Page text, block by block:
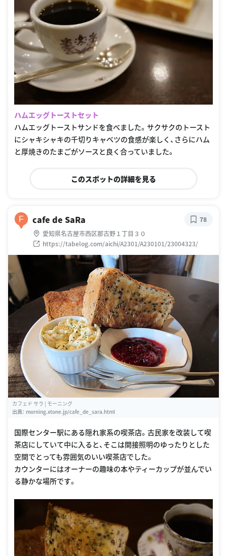
ハムエッグトーストセット
ハムエッグトーストサンドを食べました。サクサクのトースト
にシャキシャキの千切りキャベツの食感が楽しく、さらにハム
と厚焼きのたまごがソースと良く合っていました。
このスポットの詳細を見る
F cafe de SaRa
愛知県名古屋市西区那古野１丁目３０
https://tabelog.com/aichi/A2301/A230101/23004323/
78
カフェド サラ | モーニング
出典： morning.xtone.jp/cafe_de_sara.html
国際センター駅にある隠れ家系の喫茶店。古民家を改装して喫
茶店にしていて中に入ると、そこは間接照明のゆったりとした
空間でとっても雰囲気のいい喫茶店でした。
カウンターにはオーナーの趣味の本やティーカップが並んでい
る静かな場所です。